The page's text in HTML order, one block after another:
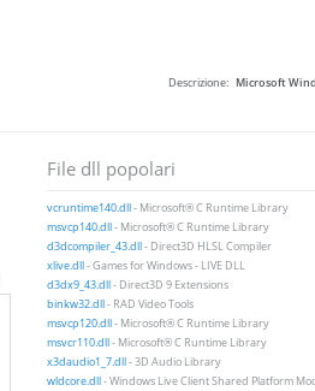
Descrizione: Microsoft
File dll popolari
vcruntime140.dll- Microsoft® C Runtime Library
msvcp140.dll- Microsoft® C Runtime Library
d3dcompiler_43.dll- Direct3D HLSL Compiler
xlive.dll- Games for Windows - LIVE DLL
d3dx9_43.dll- Direct3D 9 Extensions
binkw32.dll- RAD Video Tools
msvcp120.dll- Microsoft® C Runtime Library
msvcr110.dll- Microsoft® C Runtime Library
x3daudio1_7.dll- 3D Audio Library
wldcore.dll- Windows Live Client Shared Platform